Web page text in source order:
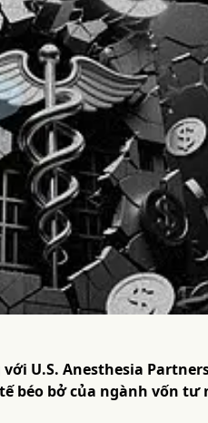
U.S. Anesthesia
béo bở của ngành vốn tư